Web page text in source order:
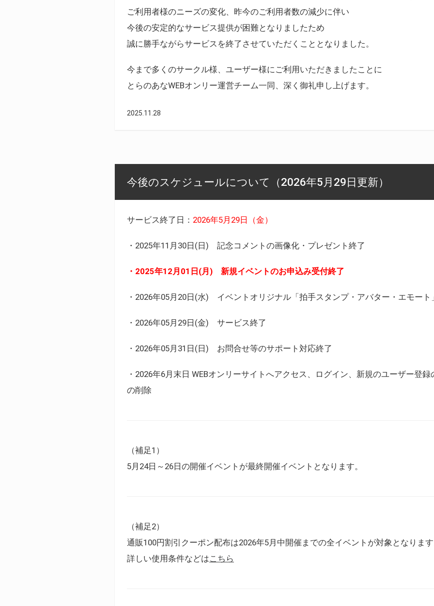
ご利用者様のニーズの変化、昨今のご利用者数の減少に伴い
今後の安定的なサービス提供が困難となりましたため
誠に勝手ながらサービスを終了させていただくこととなりました。
今まで多くのサークル様、ユーザー様にご利用いただきましたことに
とらのあなWEBオンリー運営チーム一同、深く御礼申し上げます。
2025.11.28
今後のスケジュールについて（2026年5月29日更新）
サービス終了日： 2026年5月29日（金）
・2025年11月30日(日) 記念コメントの画像化・プレゼント終了
・2025年12月01日(月) 新規イベントのお申込み受付終了
・2026年05月20日(水) イベントオリジナル「拍手スタンプ・アバター・エモート
・2026年05月29日(金) サービス終了
・2026年05月31日(日) お問合せ等のサポート対応終了
・2026年6月末日 WEBオンリーサイトへアクセス、ログイン、新規のユーザー登
の削除
（補足1）
5月24日～26日の開催イベントが最終開催イベントとなります。
（補足2）
通販100円割引クーポン配布は2026年5月中開催までの全イベントが対象となります
詳しい使用条件などはこちら